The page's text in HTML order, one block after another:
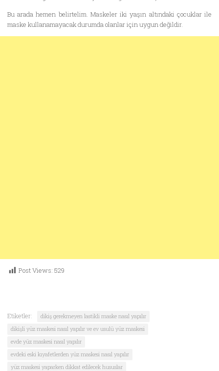
Bu arada hemen belirtelim. Maskeler iki yaşın altındaki çocuklar ile
maske kullanamayacak durumda olanlar için uygun değildir.
Post Views: 529
Etiketler:
dikiş gerekmeyen lastikli maske nasıl yapılır
dikişli yüz maskesi nasıl yapılır ve ev usulü yüz maskesi
evde yüz maskesi nasıl yapılır
evdeki eski kıyafetlerden yüz maskesi nasıl yapılır
yüz maskesi yaparken dikkat edilecek hususlar